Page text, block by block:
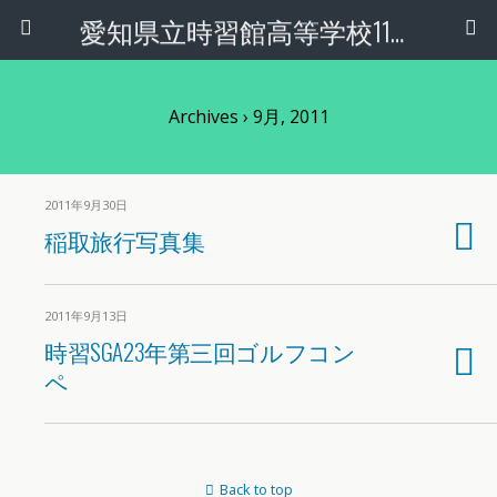
愛知県立時習館高等学校11回生
Archives › 9月, 2011
2011年9月30日
稲取旅行写真集
2011年9月13日
時習SGA23年第三回ゴルフコン
ペ
Back to top